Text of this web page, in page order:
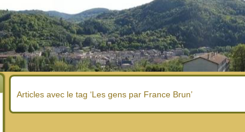
Articles avec le tag ‘Les gens par France Brun’